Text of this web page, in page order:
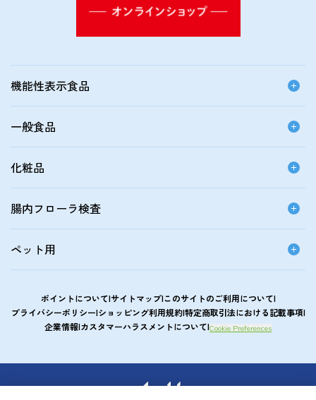
機能性表示食品
一般食品
化粧品
腸内フローラ検査
ペット用
ポイントについて サイトマップこのサイトのご利用について
プライバシーポリシー ショッピング利用規約特定商取引法における記載事項
企業情報 カスタマーハラスメントについて Cookie Preferences